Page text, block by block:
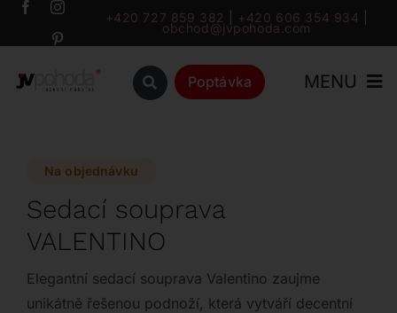
Přeskočit
+420 727 859 382 +420 606 354 934
obchod@jvpohoda.com
Poptávka MENU
Značky
Na objednávku
Sedací souprava
VALENTINO
Elegantní sedací souprava Valentino zaujme
unikátně řešenou podnoží, která vytváří decentní